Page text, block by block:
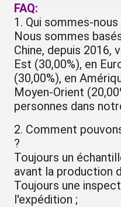
FAQ:
1. Qui sommes-nous
Nous sommes
Chine, depuis 2016,
Est (30,00%), en
(30,00%), en
Moyen-Orient
personnes dans
2. Comment
?
Toujours un
avant la production
Toujours une
l'expédition ;